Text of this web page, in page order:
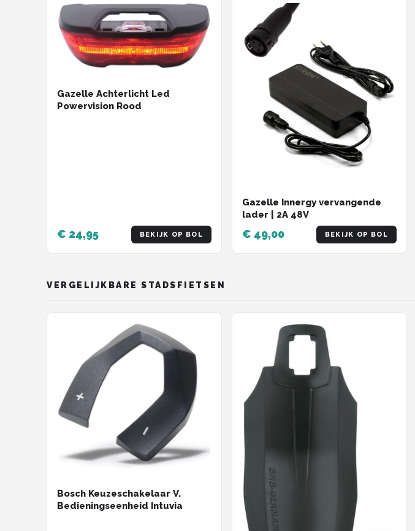
Gazelle Achterlicht Led
Powervision Rood
€ 24,95 BEKIJK OP BOL
Gazelle Innergy vervangende
lader | 2A 48V
€ 49,00 BEKIJK OP BOL
VERGELIJKBARE STADSFIETSEN
Bosch Keuzeschakelaar V.
Bedieningseenheid Intuvia